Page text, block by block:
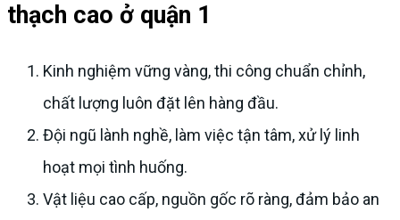
thạch cao ở quận 1
Kinh nghiệm vững vàng, thi công chuẩn chỉnh,
chất lượng luôn đặt lên hàng đầu.
Đội ngũ lành nghề, làm việc tận tâm, xử lý linh
hoạt mọi tình huống.
Vật liệu cao cấp, nguồn gốc rõ ràng, đảm bảo an